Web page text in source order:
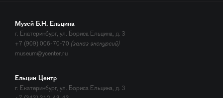
Музей Б.Н. Ельцина
г. Екатеринбург, ул. Бориса Ельцина, д. 3
+7 (909) 006-70-70 (заказ экскурсий)
museum@ycenter.ru
Ельцин Центр
г. Екатеринбург, ул. Бориса Ельцина, д. 3